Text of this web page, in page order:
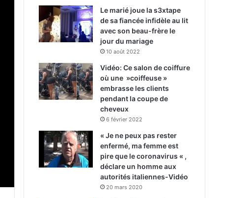
Le marié joue la s3xtape
de sa fiancée infidèle au lit
avec son beau-frère le
jour du mariage
10 août 2022
Vidéo: Ce salon de coiffure
où une »coiffeuse »
embrasse les clients
pendant la coupe de
cheveux
6 février 2022
« Je ne peux pas rester
enfermé, ma femme est
pire que le coronavirus « ,
déclare un homme aux
autorités italiennes-Vidéo
20 mars 2020